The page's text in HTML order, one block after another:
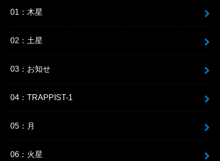
01：木星
02：土星
03：お知せ
04：TRAPPIST-1
05：月
06：火星